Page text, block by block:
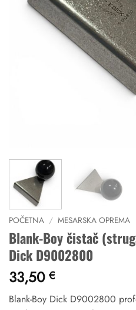
POČETNA / MESARSKA OPREMA
Blank-Boy čistač
Dick D9002800
33,50 €
Blank-Boy Dick D9002800